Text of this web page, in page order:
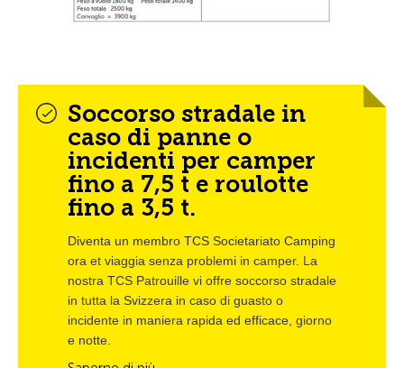
Soccorso stradale in
caso di panne o
incidenti per camper
fino a 7,5 t e roulotte
fino a 3,5 t.
Diventa un membro TCS Societariato Camping
ora et viaggia senza problemi in camper. La
nostra TCS Patrouille vi offre soccorso stradale
in tutta la Svizzera in caso di guasto o
incidente in maniera rapida ed efficace, giorno
e notte.